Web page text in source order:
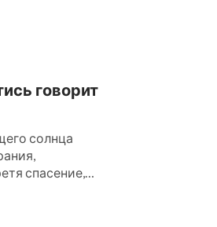
ухо да
с
» (Ин.
говорит
солнца
спасение,